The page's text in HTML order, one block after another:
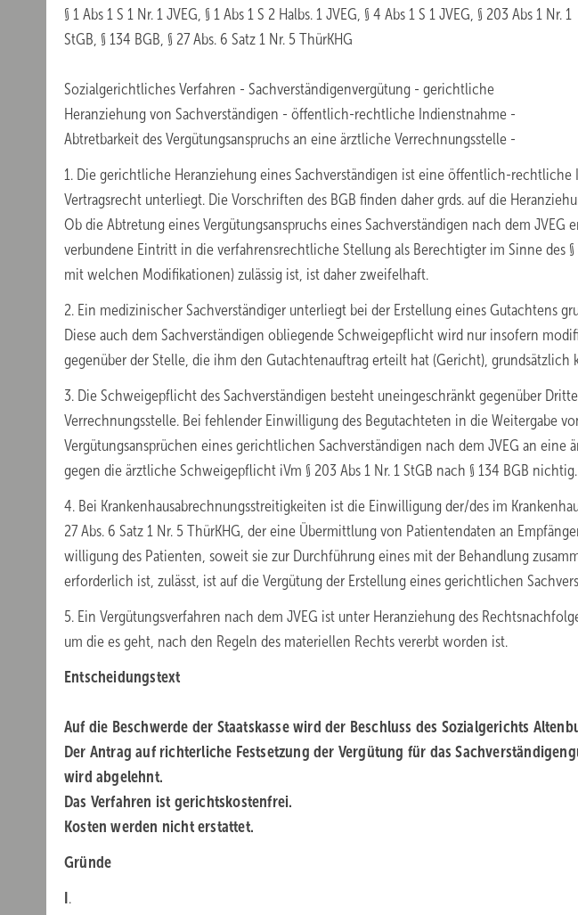
§ 1 Abs 1 S 1 Nr. 1 JVEG, § 1 Abs 1 S 2 Halbs. 1 JVEG, § 4 Abs 1 S 1 JVEG, § 203 Abs 1 Nr. 1
StGB, § 134 BGB, § 27 Abs. 6 Satz 1 Nr. 5 ThürKHG
Sozialgerichtliches Verfahren - Sachverständigenvergütung - gerichtliche
Heranziehung von Sachverständigen - öffentlich-rechtliche Indienstnahme -
Abtretbarkeit des Vergütungsanspruchs an eine ärztliche Verrechnungsstelle -
1. Die gerichtliche Heranziehung eines Sachverständigen ist eine öffentlich-
Vertragsrecht unterliegt. Die Vorschriften des BGB finden daher grds. auf die
Ob die Abtretung eines Vergütungsanspruchs eines Sachverständigen nach dem JVEG
verbundene Eintritt in die verfahrensrechtliche Stellung als Berechtigter im Sinne des §
mit welchen Modifikationen) zulässig ist, ist daher zweifelhaft.
2. Ein medizinischer Sachverständiger unterliegt bei der Erstellung eines Gutachtens
Diese auch dem Sachverständigen obliegende Schweigepflicht wird nur insofern
gegenüber der Stelle, die ihm den Gutachtenauftrag erteilt hat (Gericht),
3. Die Schweigepflicht des Sachverständigen besteht uneingeschränkt gegenüber
Verrechnungsstelle. Bei fehlender Einwilligung des Begutachteten in die Weitergabe
Vergütungsansprüchen eines gerichtlichen Sachverständigen nach dem JVEG an eine
gegen die ärztliche Schweigepflicht iVm § 203 Abs 1 Nr. 1 StGB nach § 134 BGB nichtig.
4. Bei Krankenhausabrechnungsstreitigkeiten ist die Einwilligung der/des im
27 Abs. 6 Satz 1 Nr. 5 ThürKHG, der eine Übermittlung von Patientendaten an
willigung des Patienten, soweit sie zur Durchführung eines mit der Behandlung
erforderlich ist, zulässt, ist auf die Vergütung der Erstellung eines gerichtlichen
5. Ein Vergütungsverfahren nach dem JVEG ist unter Heranziehung des
um die es geht, nach den Regeln des materiellen Rechts vererbt worden ist.
Entscheidungstext
Auf die Beschwerde der Staatskasse wird der Beschluss des Sozialgerichts
Der Antrag auf richterliche Festsetzung der Vergütung für das
wird abgelehnt.
Das Verfahren ist gerichtskostenfrei.
Kosten werden nicht erstattet.
Gründe
.